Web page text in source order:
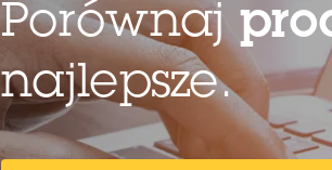
Porównaj
najlepsze.